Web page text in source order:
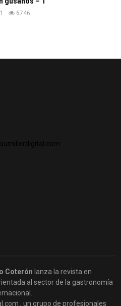
6746
Coterón lanza la revista en
al sector de la gastronomía
, un grupo de profesionales